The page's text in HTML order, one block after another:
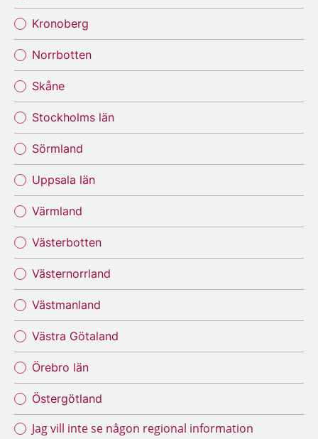
Kronoberg
Norrbotten
Skåne
Stockholms län
Sörmland
Uppsala län
Värmland
Västerbotten
Västernorrland
Västmanland
Västra Götaland
Örebro län
Östergötland
Jag vill inte se någon regional information